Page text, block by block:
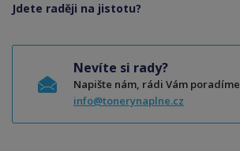
Jdete raději na jistotu?
Nevíte si rady?
Napište nám, rádi Vám poradíme
info@tonerynaplne.cz